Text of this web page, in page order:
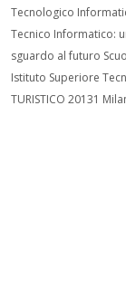
Tecnologico
Tecnico Informatico:
sguardo al futuro
Istituto Superiore
TURISTICO 20131